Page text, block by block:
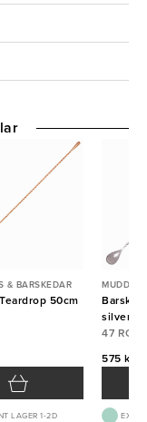
& BARSKEDAR
50cm
LAGER 1-2D
silver
47
575 kr/